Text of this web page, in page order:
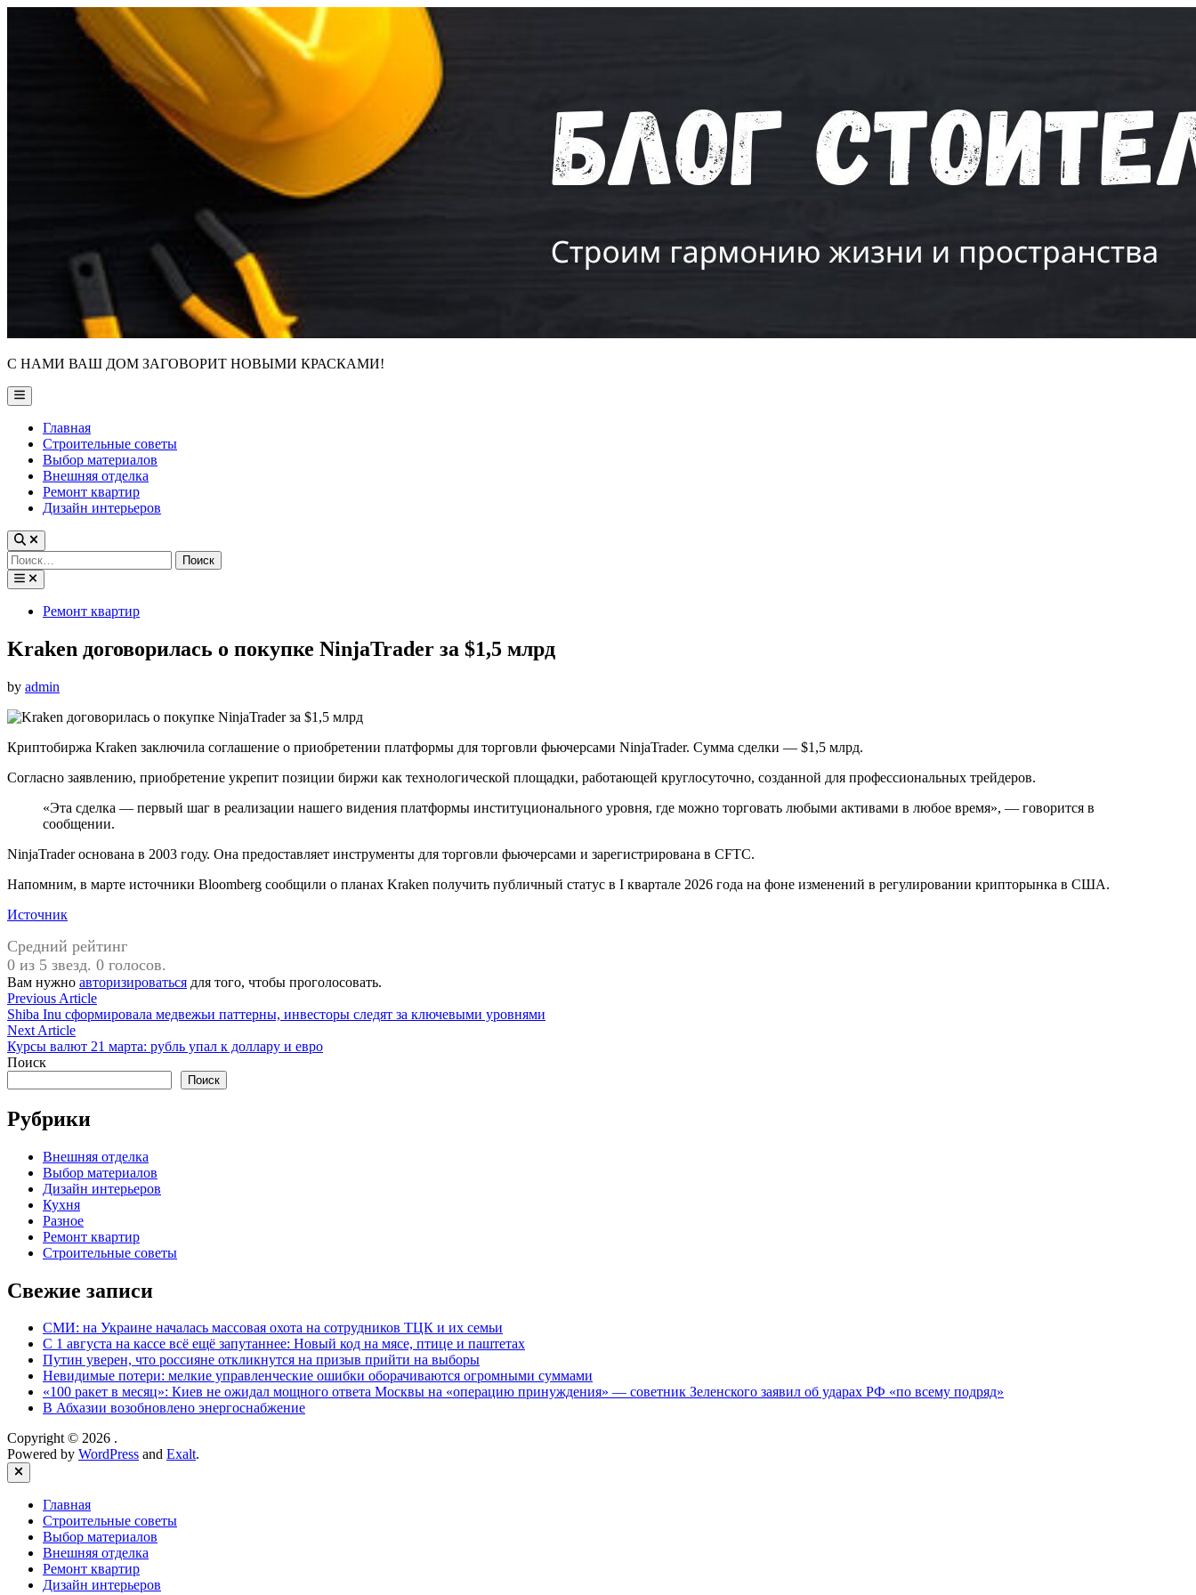
С НАМИ ВАШ ДОМ ЗАГОВОРИТ НОВЫМИ КРАСКАМИ!
Main
Menu
Главная
Строительные советы
Выбор материалов
Внешняя отделка
Ремонт квартир
Дизайн интерьеров
Найти:
PostedРемонт квартир
Kraken договорилась о покупке NinjaTrader за $1,5 млрд
by admin
Криптобиржа Kraken заключила соглашение о приобретении платформы для торговли фьючерсами NinjaTrader. Сумма сделки — $1,5 млрд.
Согласно заявлению, приобретение укрепит позиции биржи как технологической площадки, работающей круглосуточно, созданной для профессиональных трейдеров.
«Эта сделка — первый шаг в реализации нашего видения платформы институционального уровня, где можно торговать любыми активами в любое время», — говорится в
сообщении.
NinjaTrader основана в 2003 году. Она предоставляет инструменты для торговли фьючерсами и зарегистрирована в CFTC.
Напомним, в марте источники Bloomberg сообщили о планах Kraken получить публичный статус в I квартале 2026 года на фоне изменений в регулировании крипторынка в США.
Источник
Средний рейтинг
0 из 5 звезд. 0 голосов.
Вам нужно авторизироваться для того, чтобы проголосовать.
Навигация
по
записям
Previous ArticlePrevious
article:
Shiba Inu сформировала медвежьи паттерны, инвесторы следят за ключевыми уровнями
Next ArticleNext
article:
Курсы валют 21 марта: рубль упал к доллару и евро
Поиск
Поиск
Рубрики
Внешняя отделка
Выбор материалов
Дизайн интерьеров
Кухня
Разное
Ремонт квартир
Строительные советы
Свежие записи
СМИ: на Украине началась массовая охота на сотрудников ТЦК и их семьи
С 1 августа на кассе всё ещё запутаннее: Новый код на мясе, птице и паштетах
Путин уверен, что россияне откликнутся на призыв прийти на выборы
Невидимые потери: мелкие управленческие ошибки оборачиваются огромными суммами
«100 ракет в месяц»: Киев не ожидал мощного ответа Москвы на «операцию принуждения» — советник Зеленского заявил об ударах РФ «по всему подряд»
В Абхазии возобновлено энергоснабжение
Copyright © 2026 .
Powered by WordPress and Exalt.
Close
Главная
Строительные советы
Выбор материалов
Внешняя отделка
Ремонт квартир
Дизайн интерьеров